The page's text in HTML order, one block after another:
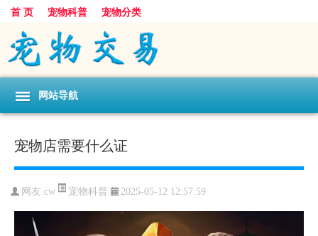
首 页 宠物科普 宠物分类
网站导航
宠物店需要什么证
网友:cw 宠物科普 2025-05-12 12:57:59